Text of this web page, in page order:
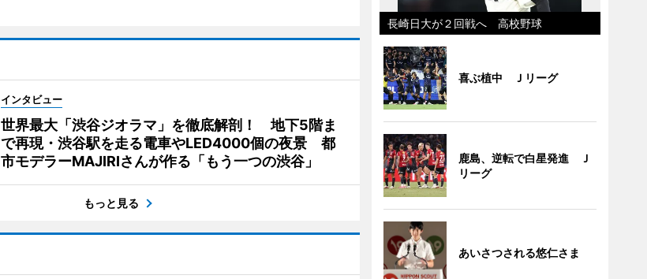
インタビュー
世界最大「渋谷ジオラマ」を徹底解剖！ 地下5階ま
で再現・渋谷駅を走る電車やLED4000個の夜景 都
市モデラーMAJIRIさんが作る「もう一つの渋谷」
もっと見る
長崎日大が２回戦へ 高校野球
喜ぶ植中 Ｊリーグ
鹿島、逆転で白星発進 Ｊ
リーグ
あいさつされる悠仁さま